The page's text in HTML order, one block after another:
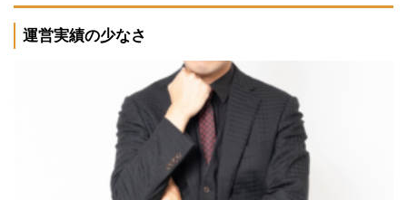
運営実績の少なさ